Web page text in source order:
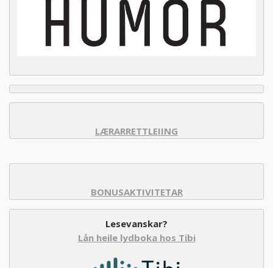
LÆRARRETTLEIING
BONUSAKTIVITETAR
Lesevanskar?
Lån heile lydboka hos Tibi